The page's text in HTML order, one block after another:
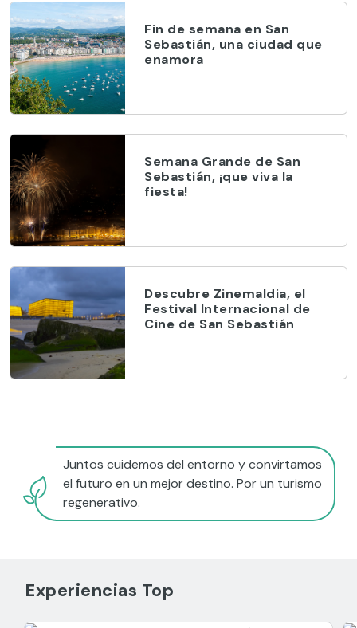
Fin de semana en San
Sebastián, una ciudad que
enamora
Semana Grande de San
Sebastián, ¡que viva la
fiesta!
Descubre Zinemaldia, el
Festival Internacional de
Cine de San Sebastián
Juntos cuidemos del entorno y convirtamos
el futuro en un mejor destino. Por un turismo
regenerativo.
Experiencias Top